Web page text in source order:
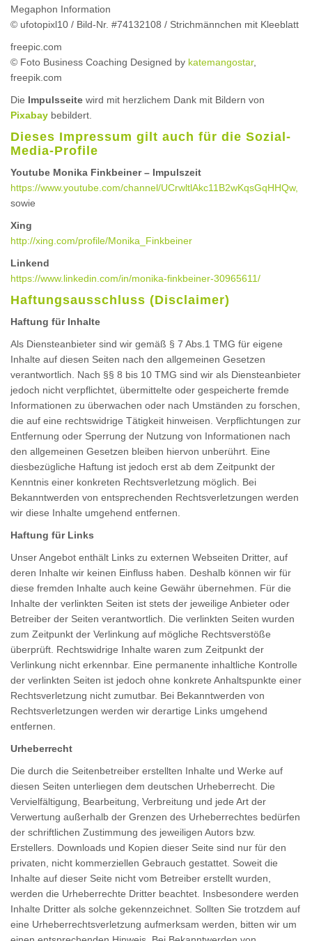
Megaphon Information
© ufotopixl10 / Bild-Nr. #74132108 / Strichmännchen mit Kleeblatt
freepic.com
© Foto Business Coaching Designed by katemangostar,
freepik.com
Die Impulsseite wird mit herzlichem Dank mit Bildern von
Pixabay bebildert.
Dieses Impressum gilt auch für die Sozial-
Media-Profile
Youtube Monika Finkbeiner – Impulszeit
https://www.youtube.com/channel/UCrwltlAkc11B2wKqsGqHHQw,
sowie
Xing
http://xing.com/profile/Monika_Finkbeiner
Linkend
https://www.linkedin.com/in/monika-finkbeiner-30965611/
Haftungsausschluss (Disclaimer)
Haftung für Inhalte
Als Diensteanbieter sind wir gemäß § 7 Abs.1 TMG für eigene
Inhalte auf diesen Seiten nach den allgemeinen Gesetzen
verantwortlich. Nach §§ 8 bis 10 TMG sind wir als Diensteanbieter
jedoch nicht verpflichtet, übermittelte oder gespeicherte fremde
Informationen zu überwachen oder nach Umständen zu forschen,
die auf eine rechtswidrige Tätigkeit hinweisen. Verpflichtungen zur
Entfernung oder Sperrung der Nutzung von Informationen nach
den allgemeinen Gesetzen bleiben hiervon unberührt. Eine
diesbezügliche Haftung ist jedoch erst ab dem Zeitpunkt der
Kenntnis einer konkreten Rechtsverletzung möglich. Bei
Bekanntwerden von entsprechenden Rechtsverletzungen werden
wir diese Inhalte umgehend entfernen.
Haftung für Links
Unser Angebot enthält Links zu externen Webseiten Dritter, auf
deren Inhalte wir keinen Einfluss haben. Deshalb können wir für
diese fremden Inhalte auch keine Gewähr übernehmen. Für die
Inhalte der verlinkten Seiten ist stets der jeweilige Anbieter oder
Betreiber der Seiten verantwortlich. Die verlinkten Seiten wurden
zum Zeitpunkt der Verlinkung auf mögliche Rechtsverstöße
überprüft. Rechtswidrige Inhalte waren zum Zeitpunkt der
Verlinkung nicht erkennbar. Eine permanente inhaltliche Kontrolle
der verlinkten Seiten ist jedoch ohne konkrete Anhaltspunkte einer
Rechtsverletzung nicht zumutbar. Bei Bekanntwerden von
Rechtsverletzungen werden wir derartige Links umgehend
entfernen.
Urheberrecht
Die durch die Seitenbetreiber erstellten Inhalte und Werke auf
diesen Seiten unterliegen dem deutschen Urheberrecht. Die
Vervielfältigung, Bearbeitung, Verbreitung und jede Art der
Verwertung außerhalb der Grenzen des Urheberrechtes bedürfen
der schriftlichen Zustimmung des jeweiligen Autors bzw.
Erstellers. Downloads und Kopien dieser Seite sind nur für den
privaten, nicht kommerziellen Gebrauch gestattet. Soweit die
Inhalte auf dieser Seite nicht vom Betreiber erstellt wurden,
werden die Urheberrechte Dritter beachtet. Insbesondere werden
Inhalte Dritter als solche gekennzeichnet. Sollten Sie trotzdem auf
eine Urheberrechtsverletzung aufmerksam werden, bitten wir um